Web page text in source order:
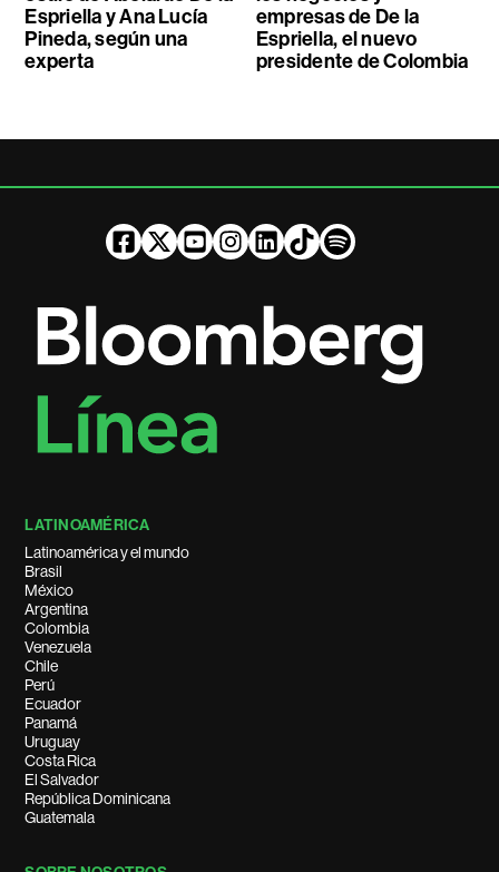
Espriella y Ana Lucía
Pineda, según una
experta
empresas de De la
Espriella, el nuevo
presidente de Colombia
LATINOAMÉRICA
Latinoamérica y el mundo
Brasil
México
Argentina
Colombia
Venezuela
Chile
Perú
Ecuador
Panamá
Uruguay
Costa Rica
El Salvador
República Dominicana
Guatemala